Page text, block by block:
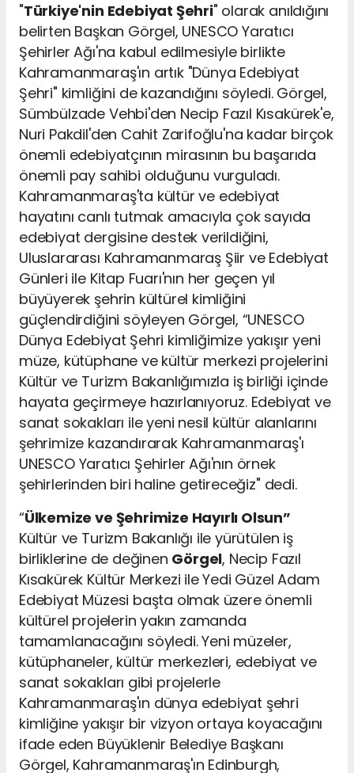
"Türkiye'nin Edebiyat Şehri" olarak anıldığını
belirten Başkan Görgel, UNESCO Yaratıcı
Şehirler Ağı'na kabul edilmesiyle birlikte
Kahramanmaraş'ın artık "Dünya Edebiyat
Şehri" kimliğini de kazandığını söyledi. Görgel,
Sümbülzade Vehbi'den Necip Fazıl Kısakürek'e,
Nuri Pakdil'den Cahit Zarifoğlu'na kadar birçok
önemli edebiyatçının mirasının bu başarıda
önemli pay sahibi olduğunu vurguladı.
Kahramanmaraş'ta kültür ve edebiyat
hayatını canlı tutmak amacıyla çok sayıda
edebiyat dergisine destek verildiğini,
Uluslararası Kahramanmaraş Şiir ve Edebiyat
Günleri ile Kitap Fuarı'nın her geçen yıl
büyüyerek şehrin kültürel kimliğini
güçlendirdiğini söyleyen Görgel, “UNESCO
Dünya Edebiyat Şehri kimliğimize yakışır yeni
müze, kütüphane ve kültür merkezi projelerini
Kültür ve Turizm Bakanlığımızla iş birliği içinde
hayata geçirmeye hazırlanıyoruz. Edebiyat ve
sanat sokakları ile yeni nesil kültür alanlarını
şehrimize kazandırarak Kahramanmaraş'ı
UNESCO Yaratıcı Şehirler Ağı'nın örnek
şehirlerinden biri haline getireceğiz" dedi.
“Ülkemize ve Şehrimize Hayırlı Olsun”
Kültür ve Turizm Bakanlığı ile yürütülen iş
birliklerine de değinen Görgel, Necip Fazıl
Kısakürek Kültür Merkezi ile Yedi Güzel Adam
Edebiyat Müzesi başta olmak üzere önemli
kültürel projelerin yakın zamanda
tamamlanacağını söyledi. Yeni müzeler,
kütüphaneler, kültür merkezleri, edebiyat ve
sanat sokakları gibi projelerle
Kahramanmaraş'ın dünya edebiyat şehri
kimliğine yakışır bir vizyon ortaya koyacağını
ifade eden Büyüklenir Belediye Başkanı
Görgel, Kahramanmaraş'ın Edinburgh,